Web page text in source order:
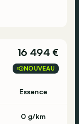
16 494 €
NOUVEAU
Essence
0 g/km